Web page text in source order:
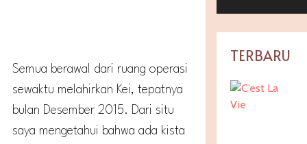
Semua berawal dari ruang operasi
sewaktu melahirkan Kei, tepatnya
bulan Desember 2015. Dari situ
saya mengetahui bahwa ada kista
TERBARU